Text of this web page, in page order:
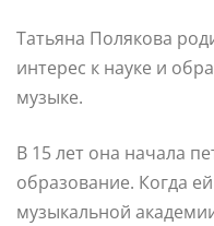
Татьяна Полякова
интерес к науке и
музыке.
В 15 лет она начала
образование. Когда
музыкальной